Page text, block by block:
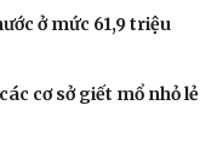
ở mức 61,9 triệu
cơ sở giết mổ nhỏ lẻ